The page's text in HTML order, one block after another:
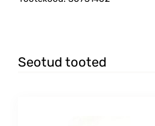
Seotud tooted